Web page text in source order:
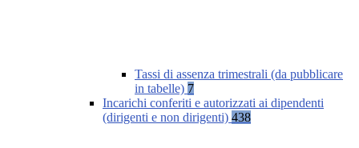
Tassi di assenza trimestrali (da pubblicare
in tabelle) 7
Incarichi conferiti e autorizzati ai dipendenti
(dirigenti e non dirigenti) 438